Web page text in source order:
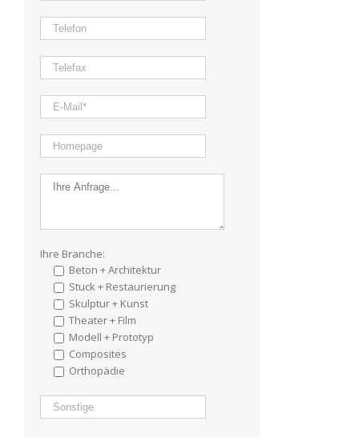
Ihre Branche:
Beton + Architektur
Stuck + Restaurierung
Skulptur + Kunst
Theater + Film
Modell + Prototyp
Composites
Orthopädie